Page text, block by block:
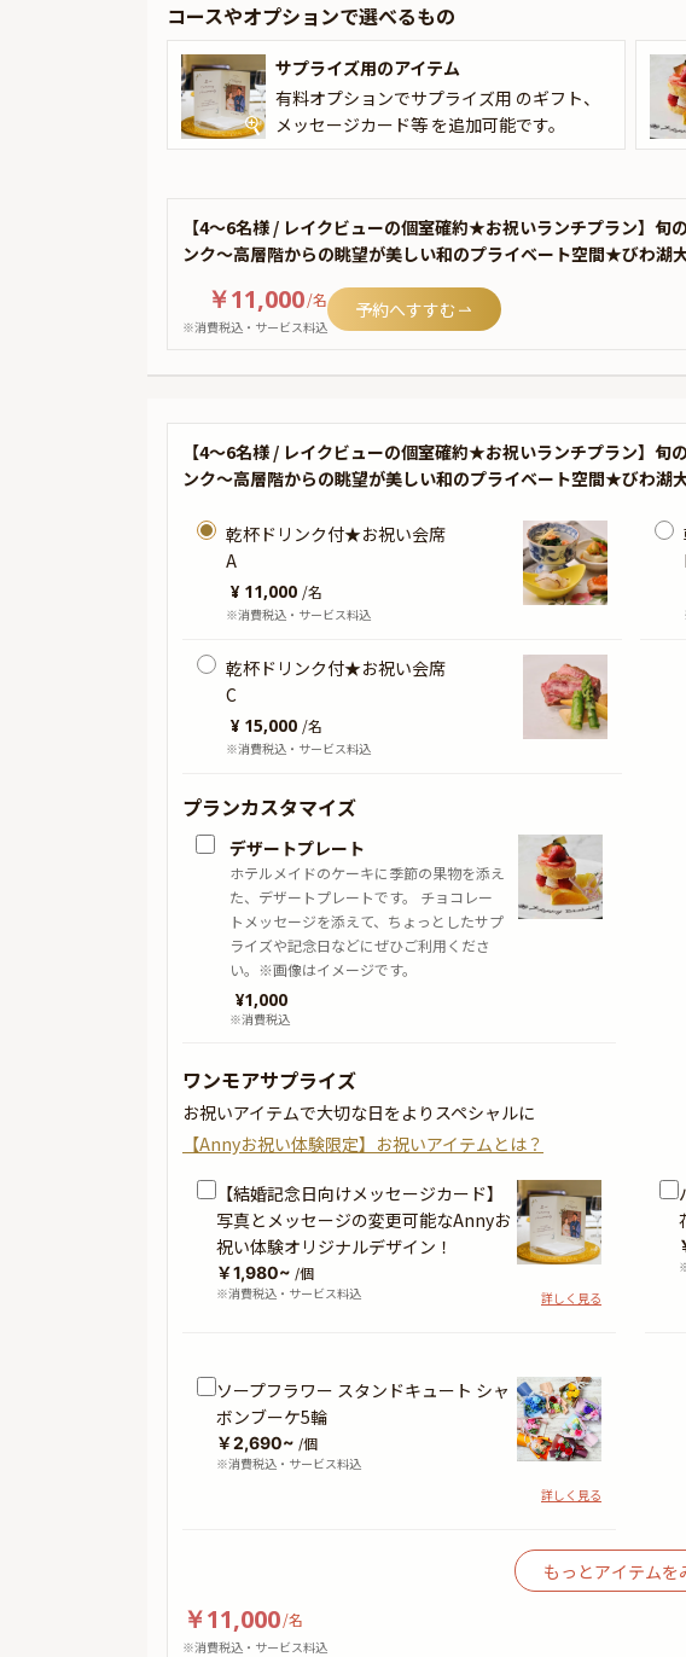
コースやオプションで選べるもの
サプライズ用のアイテム
有料オプションでサプライズ用 のギフト、
メッセージカード等 を追加可能です。
【4〜6名様 / レイクビューの個室確約★お祝いランチプラン】
ンク〜高層階からの眺望が美しい和のプライベート空間★びわ湖
￥11,000/名
※消費税込・サービス料込
予約へすすむ
【4〜6名様 / レイクビューの個室確約★お祝いランチプラン】
ンク〜高層階からの眺望が美しい和のプライベート空間★びわ湖
乾杯ドリンク付★お祝い会席
A
¥ 11,000 /名
※消費税込・サービス料込
乾杯ドリンク付★お祝い会席
C
¥ 15,000 /名
※消費税込・サービス料込
プランカスタマイズ
デザートプレート
ホテルメイドのケーキに季節の果物を添え
た、デザートプレートです。 チョコレー
トメッセージを添えて、ちょっとしたサプ
ライズや記念日などにぜひご利用くださ
い。※画像はイメージです。
¥1,000
※消費税込
ワンモアサプライズ
お祝いアイテムで大切な日をよりスペシャルに
【Annyお祝い体験限定】お祝いアイテムとは？
【結婚記念日向けメッセージカード】
写真とメッセージの変更可能なAnnyお
祝い体験オリジナルデザイン！
￥1,980~ /個
※消費税込・サービス料込
詳しく見る
ソープフラワー スタンドキュート シャ
ボンブーケ5輪
￥2,690~ /個
※消費税込・サービス料込
詳しく見る
もっとアイテムを
￥11,000/名
※消費税込・サービス料込